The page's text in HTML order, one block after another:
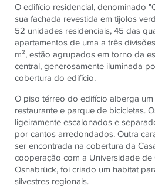
O edifício residencial, denominado
sua fachada revestida em tijolos
52 unidades residenciais, 45 das
apartamentos de uma a três
m², estão agrupados em torno da
central, generosamente iluminada
cobertura do edifício.
O piso térreo do edifício alberga
restaurante e parque de bicicletas.
ligeiramente escalonados e
por cantos arredondados. Outra
ser encontrada na cobertura da
cooperação com a Universidade de
Osnabrück, foi criado um habitat
silvestres regionais.